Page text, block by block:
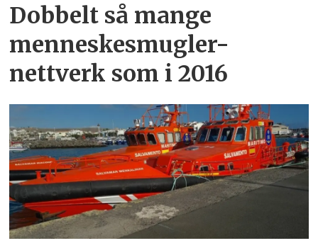
Dobbelt så mange
menneskesmugler-
nettverk som i 2016